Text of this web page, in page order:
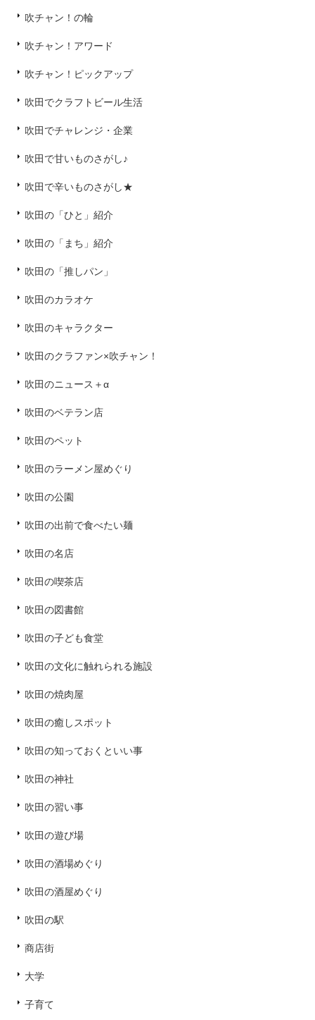
吹チャン！の輪
吹チャン！アワード
吹チャン！ピックアップ
吹田でクラフトビール生活
吹田でチャレンジ・企業
吹田で甘いものさがし♪
吹田で辛いものさがし★
吹田の「ひと」紹介
吹田の「まち」紹介
吹田の「推しパン」
吹田のカラオケ
吹田のキャラクター
吹田のクラファン×吹チャン！
吹田のニュース＋α
吹田のベテラン店
吹田のペット
吹田のラーメン屋めぐり
吹田の公園
吹田の出前で食べたい麺
吹田の名店
吹田の喫茶店
吹田の図書館
吹田の子ども食堂
吹田の文化に触れられる施設
吹田の焼肉屋
吹田の癒しスポット
吹田の知っておくといい事
吹田の神社
吹田の習い事
吹田の遊び場
吹田の酒場めぐり
吹田の酒屋めぐり
吹田の駅
商店街
大学
子育て